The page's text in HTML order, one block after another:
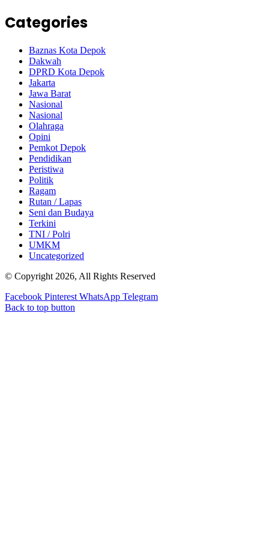
Categories
Baznas Kota Depok
Dakwah
DPRD Kota Depok
Jakarta
Jawa Barat
Nasional
Nasional
Olahraga
Opini
Pemkot Depok
Pendidikan
Peristiwa
Politik
Ragam
Rutan / Lapas
Seni dan Budaya
Terkini
TNI / Polri
UMKM
Uncategorized
© Copyright 2026, All Rights Reserved
Facebook Pinterest WhatsApp Telegram
Back to top button